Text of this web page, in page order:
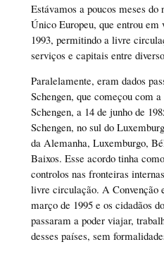
Estávamos a poucos meses
Único Europeu, que entrou
1993, permitindo a livre
serviços e capitais entre
Paralelamente, eram dados
Schengen, que começou com
Schengen, a 14 de junho de
Schengen, no sul do
da Alemanha, Luxemburgo,
Baixos. Esse acordo tinha
controlos nas fronteiras
livre circulação. A Convenção
março de 1995 e os cidadãos
passaram a poder viajar,
desses países, sem